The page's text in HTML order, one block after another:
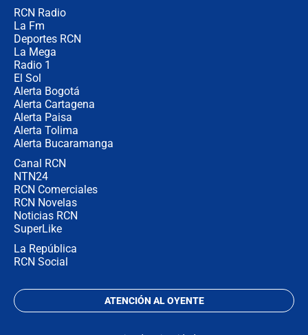
RCN Radio
La Fm
Deportes RCN
La Mega
Radio 1
El Sol
Alerta Bogotá
Alerta Cartagena
Alerta Paisa
Alerta Tolima
Alerta Bucaramanga
Canal RCN
NTN24
RCN Comerciales
RCN Novelas
Noticias RCN
SuperLike
La República
RCN Social
ATENCIÓN AL OYENTE